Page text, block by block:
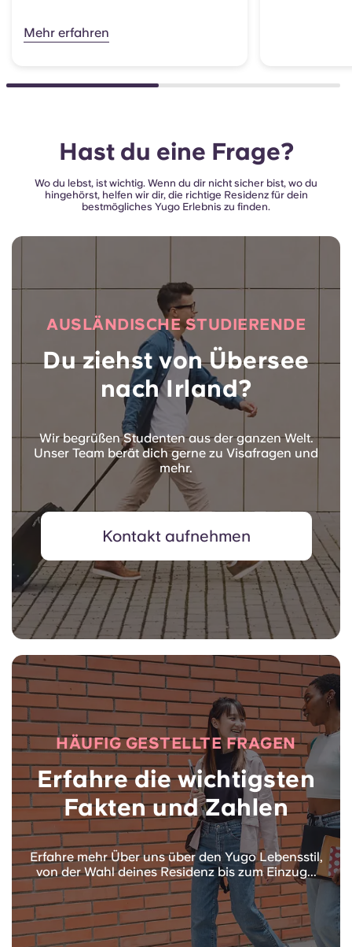
Mehr erfahren
Hast du eine Frage?
Wo du lebst, ist wichtig. Wenn du dir nicht sicher bist, wo du
hingehörst, helfen wir dir, die richtige Residenz für dein
bestmögliches Yugo Erlebnis zu finden.
AUSLÄNDISCHE STUDIERENDE
Du ziehst von Übersee
nach Irland?
Wir begrüßen Studenten aus der ganzen Welt.
Unser Team berät dich gerne zu Visafragen und
mehr.
Kontakt aufnehmen
HÄUFIG GESTELLTE FRAGEN
Erfahre die wichtigsten
Fakten und Zahlen
Erfahre mehr Über uns über den Yugo Lebensstil,
von der Wahl deines Residenz bis zum Einzug...